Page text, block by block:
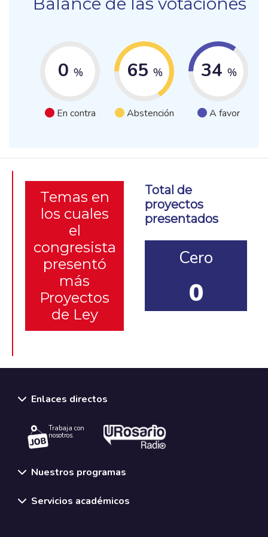
0 %
En contra
65 %
Abstención
34 %
A favor
Temas en
los cuales
el
congresista
presentó
más
Proyectos
de Ley
Total de
proyectos
presentados
Cero
0
Enlaces directos
Trabaja con
nosotros.
Nuestros programas
Servicios académicos